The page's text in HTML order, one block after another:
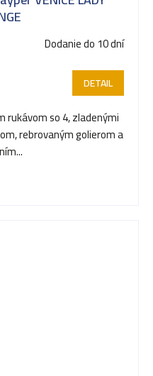
Dodanie do 10 dní
DETAIL
rukávom so 4, zladenými
rebrovaným golierom a